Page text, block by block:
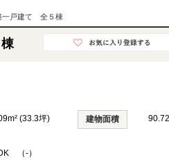
戸建て 全５棟
(33.3坪) 建物面積
（-）